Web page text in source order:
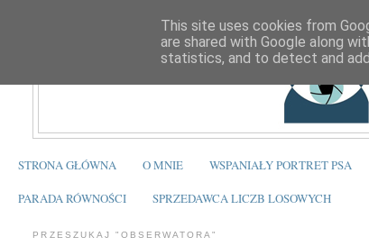
STRONA GŁÓWNA O MNIE WSPANIAŁY PORTRET PSA
PARADA RÓWNOŚCI SPRZEDAWCA LICZB LOSOWYCH
PRZESZUKAJ "OBSERWATORA"
This site uses cookies from
are shared with Google along
statistics, and to detect and